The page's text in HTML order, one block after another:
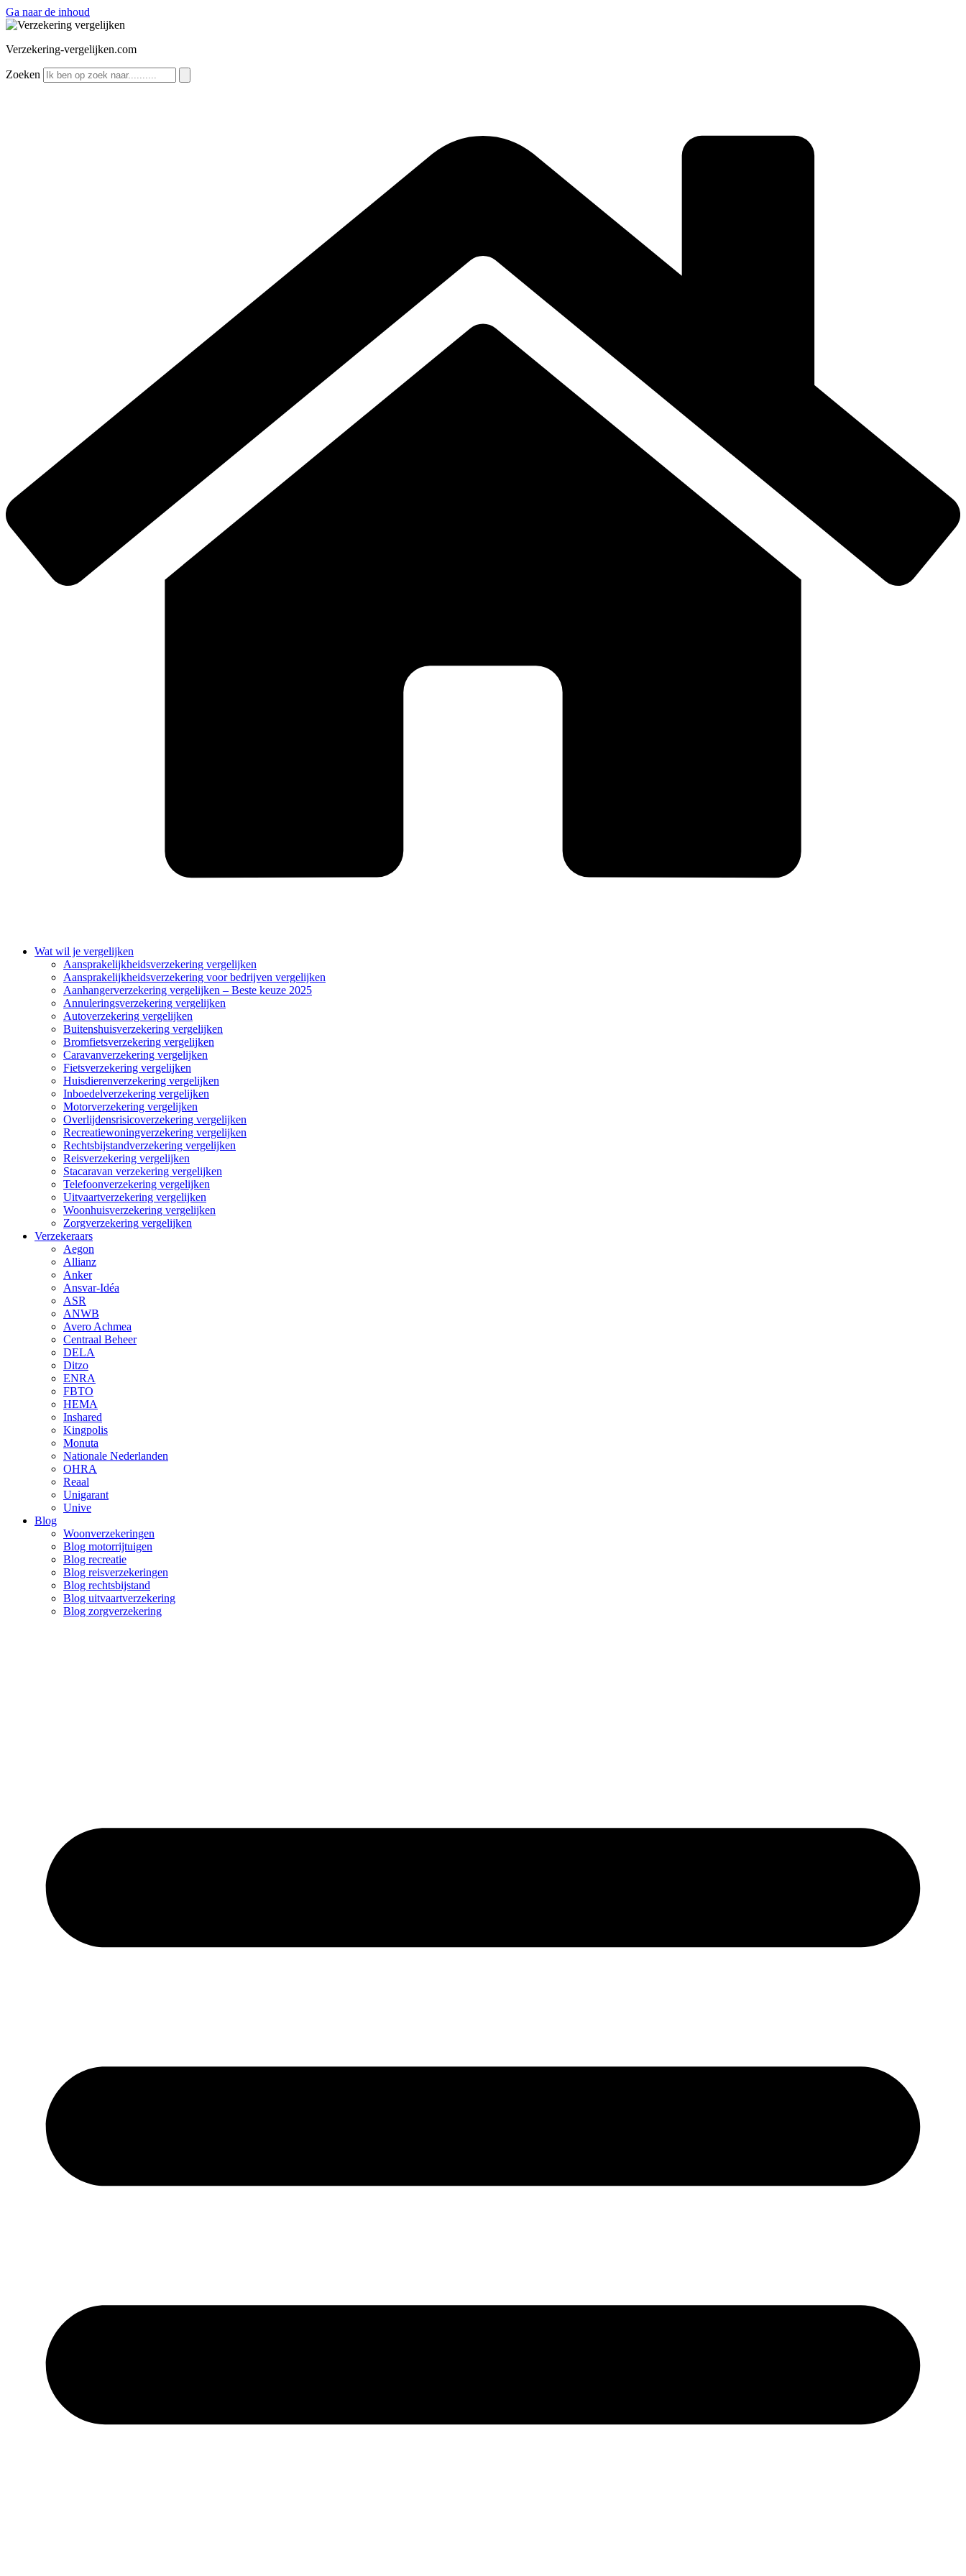
Ga naar de inhoud
Verzekering-vergelijken.com
Zoeken
Wat wil je vergelijken
Aansprakelijkheidsverzekering vergelijken
Aansprakelijkheidsverzekering voor bedrijven vergelijken
Aanhangerverzekering vergelijken – Beste keuze 2025
Annuleringsverzekering vergelijken
Autoverzekering vergelijken
Buitenshuisverzekering vergelijken
Bromfietsverzekering vergelijken
Caravanverzekering vergelijken
Fietsverzekering vergelijken
Huisdierenverzekering vergelijken
Inboedelverzekering vergelijken
Motorverzekering vergelijken
Overlijdensrisicoverzekering vergelijken
Recreatiewoningverzekering vergelijken
Rechtsbijstandverzekering vergelijken
Reisverzekering vergelijken
Stacaravan verzekering vergelijken
Telefoonverzekering vergelijken
Uitvaartverzekering vergelijken
Woonhuisverzekering vergelijken
Zorgverzekering vergelijken
Verzekeraars
Aegon
Allianz
Anker
Ansvar-Idéa
ASR
ANWB
Avero Achmea
Centraal Beheer
DELA
Ditzo
ENRA
FBTO
HEMA
Inshared
Kingpolis
Monuta
Nationale Nederlanden
OHRA
Reaal
Unigarant
Unive
Blog
Woonverzekeringen
Blog motorrijtuigen
Blog recreatie
Blog reisverzekeringen
Blog rechtsbijstand
Blog uitvaartverzekering
Blog zorgverzekering